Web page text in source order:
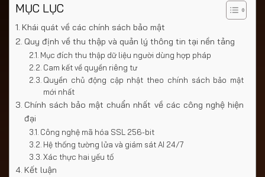
MỤC LỤC
Khái quát về các chính sách bảo mật
Quy định về thu thập và quản lý thông tin tại nền tảng
Mục đích thu thập dữ liệu người dùng hợp pháp
Cam kết về quyền riêng tư
Quyền chủ động cập nhật theo chính sách bảo mật
mới nhất
Chính sách bảo mật chuẩn nhất về các công nghệ hiện
đại
Công nghệ mã hóa SSL 256-bit
Hệ thống tường lửa và giám sát AI 24/7
Xác thực hai yếu tố
Kết luận